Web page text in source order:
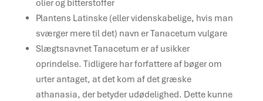
olier og bitterstoffer
Plantens Latinske (eller videnskabelige, hvis man
sværger mere til det) navn er Tanacetum vulgare
Slægtsnavnet Tanacetum er af usikker
oprindelse. Tidligere har forfattere af bøger om
urter antaget, at det kom af det græske
athanasia, der betyder udødelighed. Dette kunne